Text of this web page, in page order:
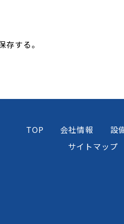
する。
TOP 会社情報 設
サイトマップ